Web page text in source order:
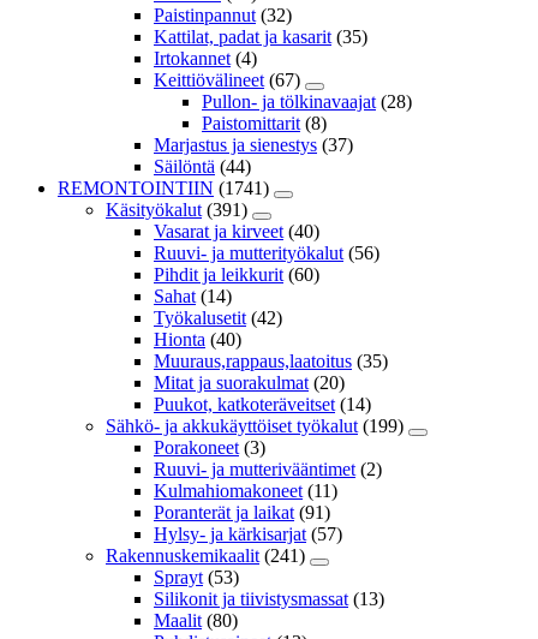
Paistinpannut (32)
Kattilat, padat ja kasarit (35)
Irtokannet (4)
Keittiövälineet (67)
Pullon- ja tölkinavaajat (28)
Paistomittarit (8)
Marjastus ja sienestys (37)
Säilöntä (44)
REMONTOINTIIN (1741)
Käsityökalut (391)
Vasarat ja kirveet (40)
Ruuvi- ja mutterityökalut (56)
Pihdit ja leikkurit (60)
Sahat (14)
Työkalusetit (42)
Hionta (40)
Muuraus,rappaus,laatoitus (35)
Mitat ja suorakulmat (20)
Puukot, katkoteräveitset (14)
Sähkö- ja akkukäyttöiset työkalut (199)
Porakoneet (3)
Ruuvi- ja mutterivääntimet (2)
Kulmahiomakoneet (11)
Poranterät ja laikat (91)
Hylsy- ja kärkisarjat (57)
Rakennuskemikaalit (241)
Sprayt (53)
Silikonit ja tiivistysmassat (13)
Maalit (80)